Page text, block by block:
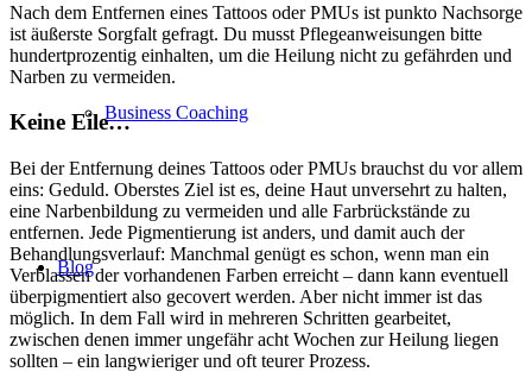
Business Coaching
Blog
Nach dem Entfernen eines Tattoos oder PMUs ist punkto Nachsorge
ist äußerste Sorgfalt gefragt. Du musst Pflegeanweisungen bitte
hundertprozentig einhalten, um die Heilung nicht zu gefährden und
Narben zu vermeiden.
Keine Eile…
Bei der Entfernung deines Tattoos oder PMUs brauchst du vor allem
eins: Geduld. Oberstes Ziel ist es, deine Haut unversehrt zu halten,
eine Narbenbildung zu vermeiden und alle Farbrückstände zu
entfernen. Jede Pigmentierung ist anders, und damit auch der
Behandlungsverlauf: Manchmal genügt es schon, wenn man ein
Verblassen der vorhandenen Farben erreicht – dann kann eventuell
überpigmentiert also gecovert werden. Aber nicht immer ist das
möglich. In dem Fall wird in mehreren Schritten gearbeitet,
zwischen denen immer ungefähr acht Wochen zur Heilung liegen
sollten – ein langwieriger und oft teurer Prozess.